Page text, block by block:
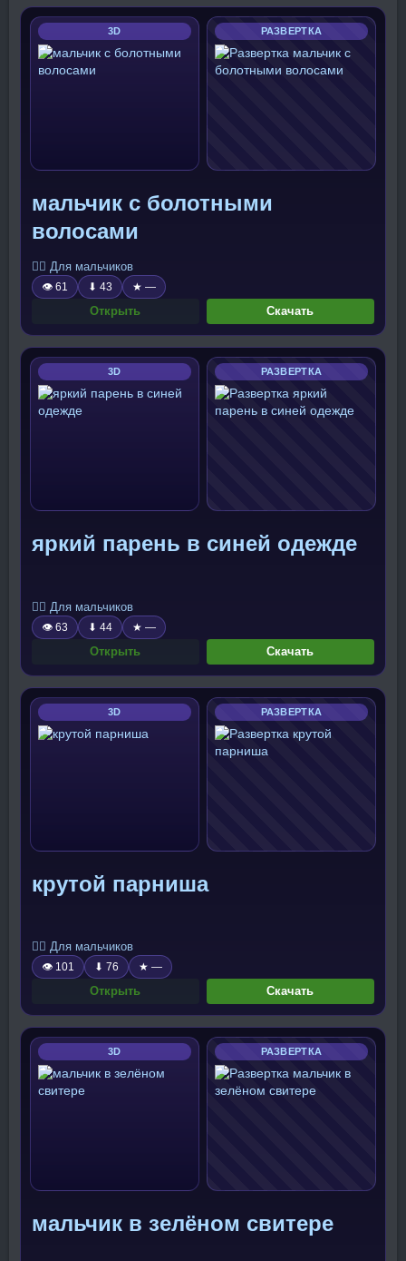
3D РАЗВЕРТКА
мальчик с болотными
волосами
🧍‍♂️ Для мальчиков
👁 61 ⬇ 43 ★ —
Открыть Скачать
3D РАЗВЕРТКА
яркий парень в синей одежде
🧍‍♂️ Для мальчиков
👁 63 ⬇ 44 ★ —
Открыть Скачать
3D РАЗВЕРТКА
крутой парниша
🧍‍♂️ Для мальчиков
👁 101 ⬇ 76 ★ —
Открыть Скачать
3D РАЗВЕРТКА
мальчик в зелёном свитере